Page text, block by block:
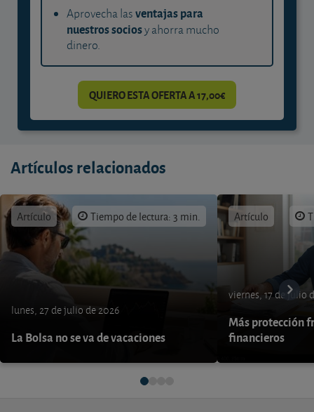
Aprovecha lasventajas para
nuestros sociosy ahorra mucho
dinero.
QUIERO ESTA OFERTA A 17,00€
Artículos relacionados
Artículo Tiempo de lectura: 3 min.
lunes, 27 de julio de 2026
La Bolsa no se va de vacaciones
Artículo
viernes, 17 de julio
Más protección
financieros